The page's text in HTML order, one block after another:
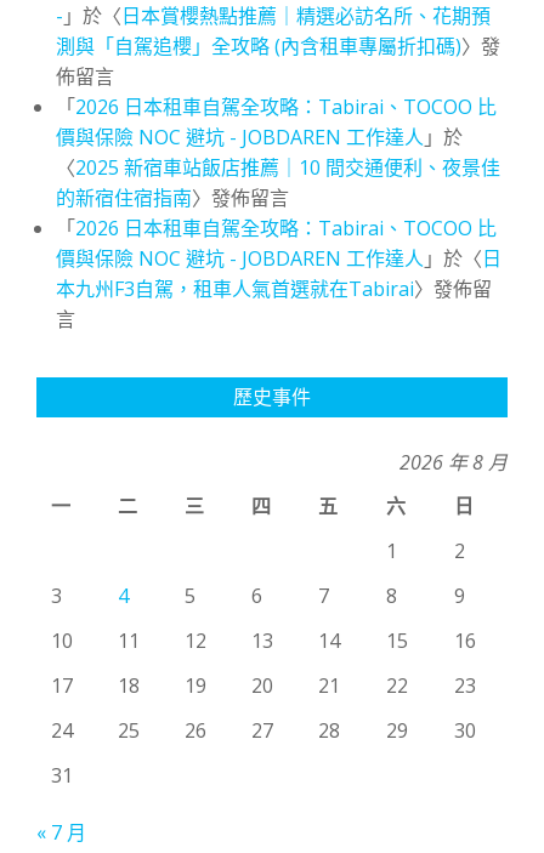
- 」於〈日本賞櫻熱點推薦｜精選必訪名所、花期預
測與「自駕追櫻」全攻略 (內含租車專屬折扣碼)〉發
佈留言
「2026 日本租車自駕全攻略：Tabirai、TOCOO 比
價與保險 NOC 避坑 - JOBDAREN 工作達人 」於
〈2025 新宿車站飯店推薦｜10 間交通便利、夜景佳
的新宿住宿指南〉發佈留言
「2026 日本租車自駕全攻略：Tabirai、TOCOO 比
價與保險 NOC 避坑 - JOBDAREN 工作達人 」於〈日
本九州F3自駕，租車人氣首選就在Tabirai〉發佈留
言
歷史事件
2026 年 8 月
一
二 三 四 五 六
日
1
2
3
4 5 6 7 8
9
10
11 12 13 14 15
16
17
18 19 20 21 22
23
24
25 26 27 28 29
30
31
« 7 月